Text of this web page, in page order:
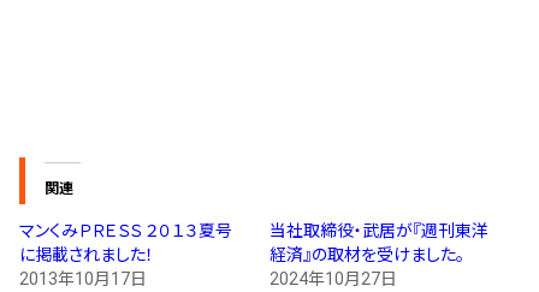
関連
マンくみＰＲＥＳＳ ２０１３夏号
に掲載されました！
2013年10月17日
当社取締役・武居が『週刊東洋
経済』の取材を受けました。
2024年10月27日